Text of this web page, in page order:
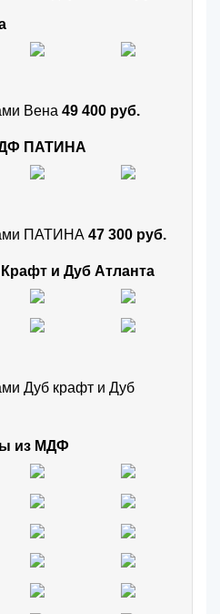
Вена 49 400 руб.
ПАТИНА
ПАТИНА 47 300 руб.
и Дуб Атланта
Дуб крафт и Дуб
из МДФ